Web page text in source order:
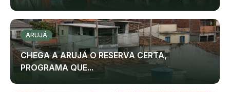
ARUJÁ
CHEGA A ARUJÁ O RESERVA CERTA,
PROGRAMA QUE...